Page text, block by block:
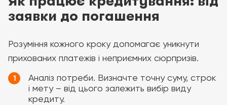
заявки до погашення
Розуміння кожного кроку допомагає уникнути
прихованих платежів і неприємних сюрпризів.
Аналіз потреби. Визначте точну суму, строк
і мету – від цього залежить вибір виду
кредиту.